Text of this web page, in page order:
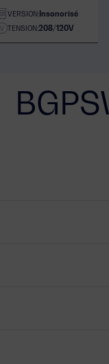
VERSION:Insonorisé
TENSION:208/120V